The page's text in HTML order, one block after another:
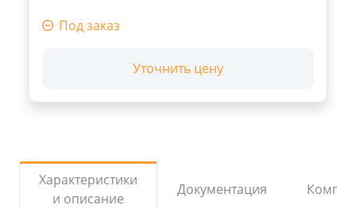
Под заказ
Уточнить цену
Характеристики
и описание
Документация